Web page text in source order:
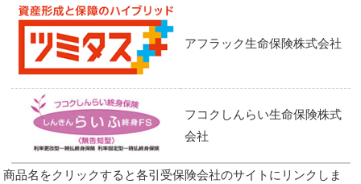
アフラック生命保険株式会社
フコクしんらい生命保険株式
会社
商品名をクリックすると各引受保険会社のサイトにリンクしま